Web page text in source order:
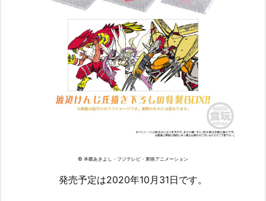
© 本郷あきよし・フジテレビ・東映アニメーション
発売予定は2020年10月31日です。